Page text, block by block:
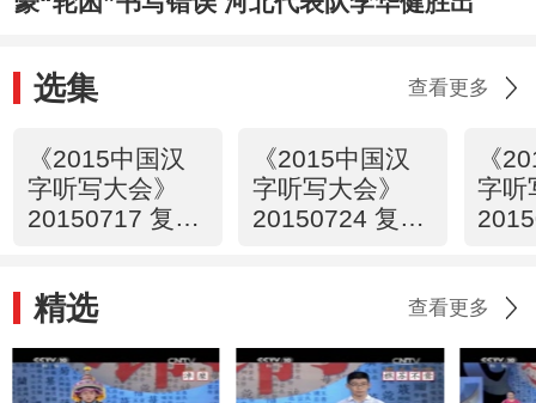
选集 查看更多
《2015中国汉
字听写大会》
20150717 复赛
《2015中国汉
字听写大会》
20150724 复赛
《
字听
精选 查看更多